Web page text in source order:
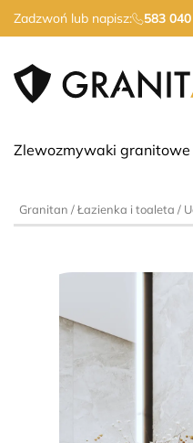
Zadzwoń lub napisz: 583
Zlewozmywaki granitowe
Granitan /Łazienka i toaleta /